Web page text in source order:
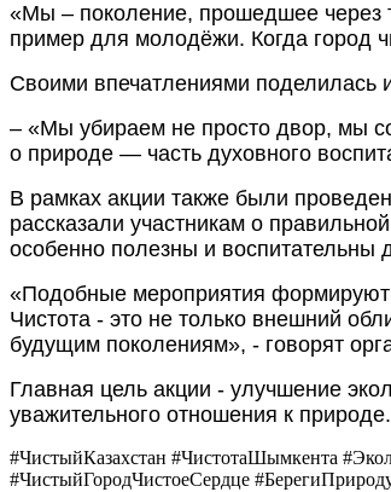
«Мы – поколение, прошедшее через
пример для молодёжи. Когда город
Своими впечатлениями поделилась
– «Мы убираем не просто двор, мы
о природе — часть духовного
В рамках акции также были
рассказали участникам о
особенно полезны и
«Подобные мероприятия формируют
Чистота - это не только внешний
будущим поколениям», - говорят
Главная цель акции - улучшение
уважительного отношения к
#ЧистыйКазахстан #ЧистотаШымкента
#ЧистыйГородЧистоеСердце